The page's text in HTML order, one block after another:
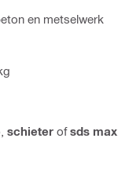
en metselwerk
schieter ofsds max